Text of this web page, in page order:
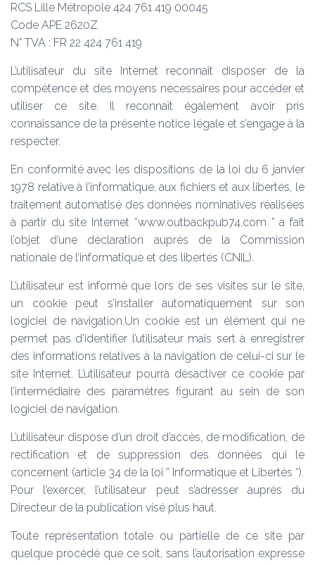
RCS Lille Métropole 424 761 419 00045
Code APE 2620Z
N° TVA : FR 22 424 761 419
L’utilisateur du site Internet reconnaît disposer de la
compétence et des moyens nécessaires pour accéder et
utiliser ce site. Il reconnaît également avoir pris
connaissance de la présente notice légale et s’engage à la
respecter.
En conformité avec les dispositions de la loi du 6 janvier
1978 relative à l’informatique, aux fichiers et aux libertés, le
traitement automatisé des données nominatives réalisées
à partir du site Internet “www.outbackpub74.com ” a fait
l’objet d’une déclaration auprès de la Commission
nationale de l’informatique et des libertés (CNIL).
L’utilisateur est informé que lors de ses visites sur le site,
un cookie peut s’installer automatiquement sur son
logiciel de navigation.Un cookie est un élément qui ne
permet pas d’identifier l’utilisateur mais sert à enregistrer
des informations relatives à la navigation de celui-ci sur le
site Internet. L’utilisateur pourra désactiver ce cookie par
l’intermédiaire des paramètres figurant au sein de son
logiciel de navigation.
L’utilisateur dispose d’un droit d’accès, de modification, de
rectification et de suppression des données qui le
concernent (article 34 de la loi ” Informatique et Libertés “).
Pour l’exercer, l’utilisateur peut s’adresser auprès du
Directeur de la publication visé plus haut.
Toute représentation totale ou partielle de ce site par
quelque procédé que ce soit, sans l’autorisation expresse